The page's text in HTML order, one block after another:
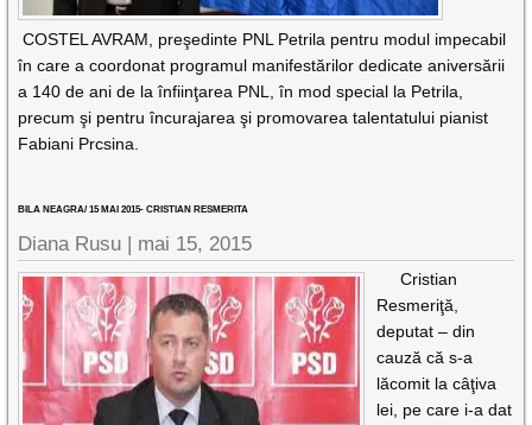
COSTEL AVRAM, preşedinte PNL Petrila pentru modul impecabil
în care a coordonat programul manifestărilor dedicate aniversării
a 140 de ani de la înfiinţarea PNL, în mod special la Petrila,
precum şi pentru încurajarea şi promovarea talentatului pianist
Fabiani Prcsina.
BILA NEAGRA/ 15 MAI 2015- CRISTIAN RESMERITA
Diana Rusu | mai 15, 2015
Cristian
Resmeriţă,
deputat – din
cauză că s-a
lăcomit la câţiva
lei, pe care i-a dat